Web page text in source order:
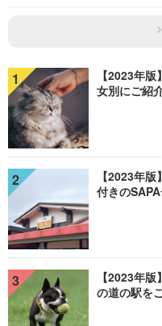
1
【2023年
女別にご紹
2
【2023年
付きの
3
【2023年
の道の駅を